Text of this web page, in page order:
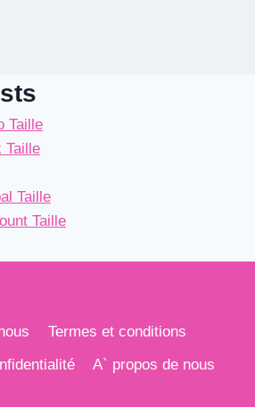
Taille
Taille
Taille
Taille
Termes et conditions
A` propos de nous